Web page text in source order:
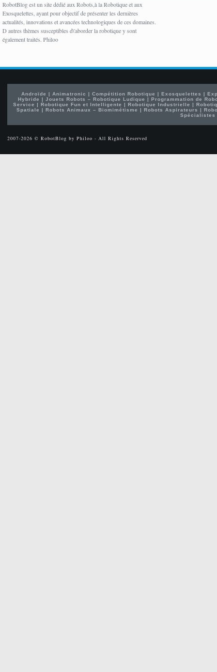
RobotBlog est un site dédié aux Robots,à la Robotique et aux
Exosquelettes, ayant pour objectif de présenter les dernières
actualités, innovations et avancées technologiques de ces domaines.
D autres thèmes susceptibles d\'aborder la robotique y sont
également traités. Philoo
Androïde | Animatronic | Compétition Robotique | Exosquelettes |
Hybride |Jouets Robots – Robotique Ludique |Programmation de
Service | Robotique Fun et Intelligente | Robotique Industrielle |
Spatiale | Robots Animaux – Biomimétisme | Robots Aspirateurs |
Spécialistes
2007-2026 © RobotBlog by Philoo - All Rights Reserved